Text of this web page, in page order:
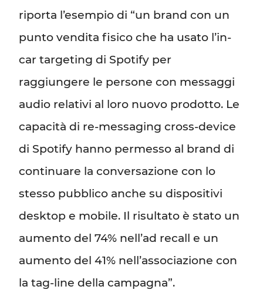
riporta l’esempio di “un brand con un
punto vendita fisico che ha usato l’in-
car targeting di Spotify per
raggiungere le persone con messaggi
audio relativi al loro nuovo prodotto. Le
capacità di re-messaging cross-device
di Spotify hanno permesso al brand di
continuare la conversazione con lo
stesso pubblico anche su dispositivi
desktop e mobile. Il risultato è stato un
aumento del 74% nell’ad recall e un
aumento del 41% nell’associazione con
la tag-line della campagna”.